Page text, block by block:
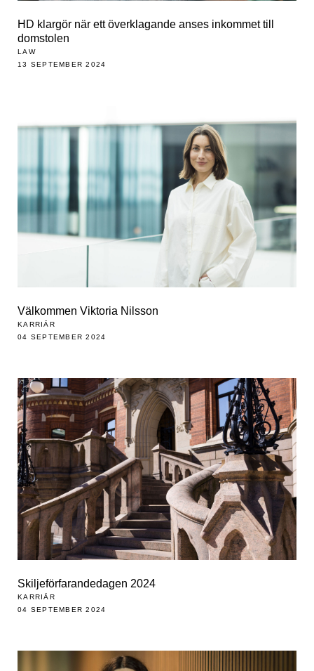
HD klargör när ett överklagande anses inkommet till
domstolen
LAW
13 SEPTEMBER 2024
Välkommen Viktoria Nilsson
KARRIÄR
04 SEPTEMBER 2024
Skiljeförfarandedagen 2024
KARRIÄR
04 SEPTEMBER 2024